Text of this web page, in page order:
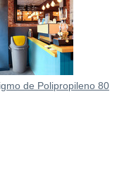
de Polipropileno 80